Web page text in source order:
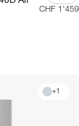
CHF 1'459
+1